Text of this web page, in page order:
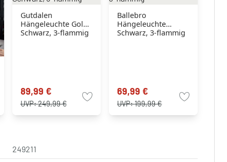
Gutdalen
Hängeleuchte Gold,
Schwarz, 3-flammig
89,99 €
UVP:249,99 €
Ballebro
Hängeleuchte
Schwarz, 3-flammig
69,99 €
UVP:199,99 €
249211